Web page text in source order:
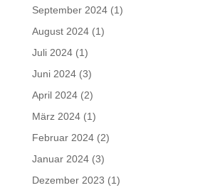
September 2024(1)
August 2024(1)
Juli 2024(1)
Juni 2024(3)
April 2024(2)
März 2024(1)
Februar 2024(2)
Januar 2024(3)
Dezember 2023 (1)